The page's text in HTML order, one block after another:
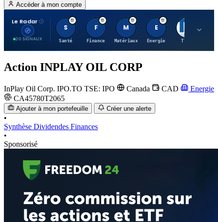
Accéder à mon compte
Le Radar
20 SIGNAUX
S
Santé
F
Finance
M
Matériaux
E
Energie TTWO
Action INPLAY OIL CORP
InPlay Oil Corp. IPO.TO TSE: IPO Canada CAD
Energie
CA45780T2065
Ajouter à mon portefeuille Créer une alerte
•
Synthèse Dividendes Finances
•
Sponsorisé